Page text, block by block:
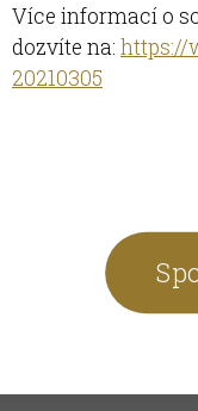
Více informací o
dozvíte na: https://
20210305